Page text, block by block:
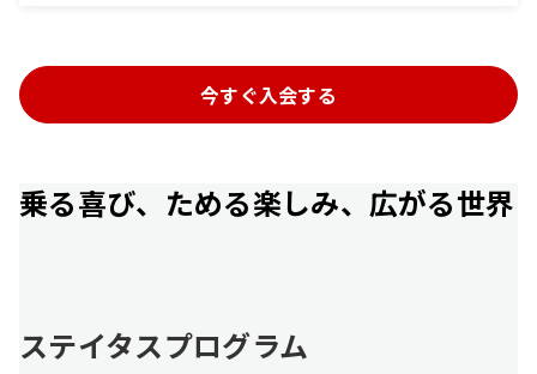
今すぐ入会する
乗る喜び、ためる楽しみ、広がる世界
ステイタスプログラム